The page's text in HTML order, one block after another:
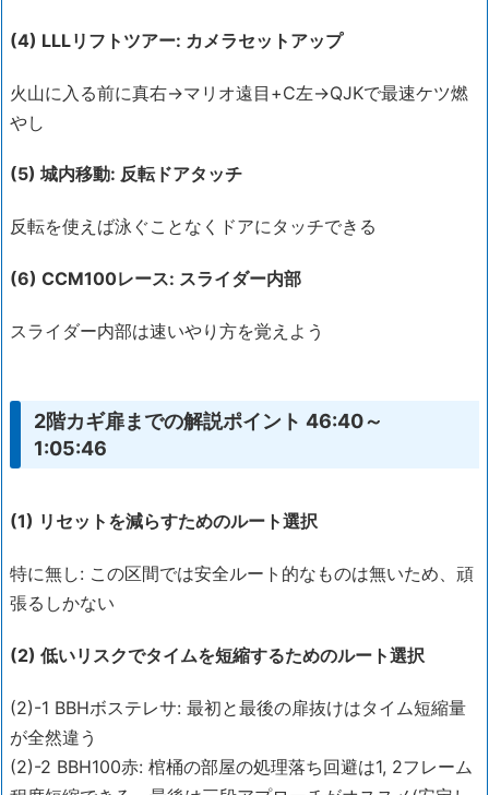
(4) LLLリフトツアー: カメラセットアップ
火山に入る前に真右→マリオ遠目+C左→QJKで最速ケツ燃
やし
(5) 城内移動: 反転ドアタッチ
反転を使えば泳ぐことなくドアにタッチできる
(6) CCM100レース: スライダー内部
スライダー内部は速いやり方を覚えよう
2階カギ扉までの解説ポイント 46:40～
1:05:46
(1) リセットを減らすためのルート選択
特に無し: この区間では安全ルート的なものは無いため、頑
張るしかない
(2) 低いリスクでタイムを短縮するためのルート選択
(2)-1 BBHボステレサ: 最初と最後の扉抜けはタイム短縮量
が全然違う
(2)-2 BBH100赤: 棺桶の部屋の処理落ち回避は1, 2フレーム